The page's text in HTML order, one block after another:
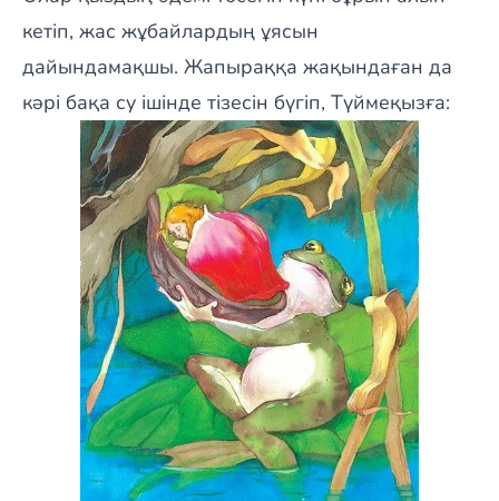
кетіп, жас жұбайлардың ұясын
дайындамақшы. Жапыраққа жақындаған да
кәрі бақа су ішінде тізесін бүгіп, Түймеқызға: